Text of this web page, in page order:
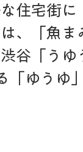
住宅街に
、「魚
谷「う
「ゆうゆ